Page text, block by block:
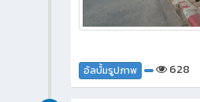
อัลบั้มรูปภาพ 628